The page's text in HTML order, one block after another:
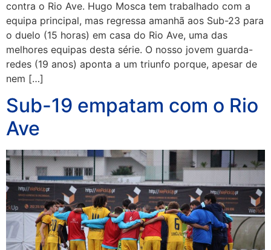
contra o Rio Ave. Hugo Mosca tem trabalhado com a
equipa principal, mas regressa amanhã aos Sub-23 para
o duelo (15 horas) em casa do Rio Ave, uma das
melhores equipas desta série. O nosso jovem guarda-
redes (19 anos) aponta a um triunfo porque, apesar de
nem […]
Sub-19 empatam com o Rio
Ave